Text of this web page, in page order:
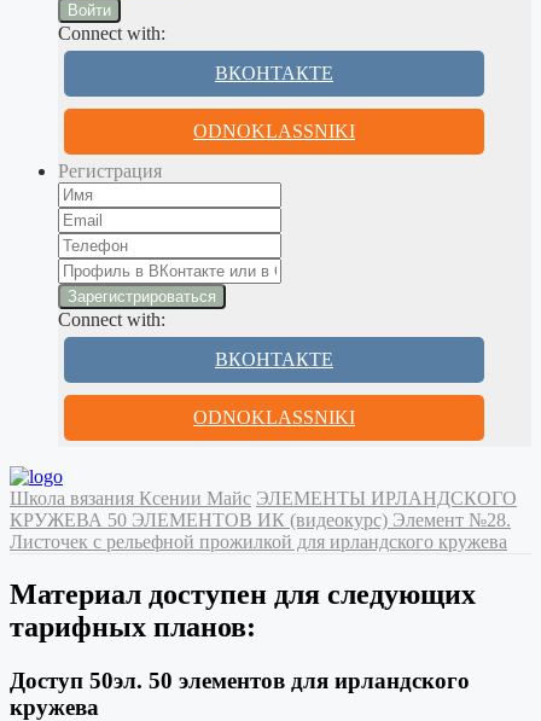
Войти
Connect with:
ВКОНТАКТЕ
ODNOKLASSNIKI
Регистрация
Connect with:
ВКОНТАКТЕ
ODNOKLASSNIKI
Школа вязания Ксении Майс ЭЛЕМЕНТЫ ИРЛАНДСКОГО
КРУЖЕВА 50 ЭЛЕМЕНТОВ ИК (видеокурс) Элемент №28.
Листочек с рельефной прожилкой для ирландского кружева
Материал доступен для следующих
тарифных планов:
Доступ 50эл. 50 элементов для ирландского
кружева